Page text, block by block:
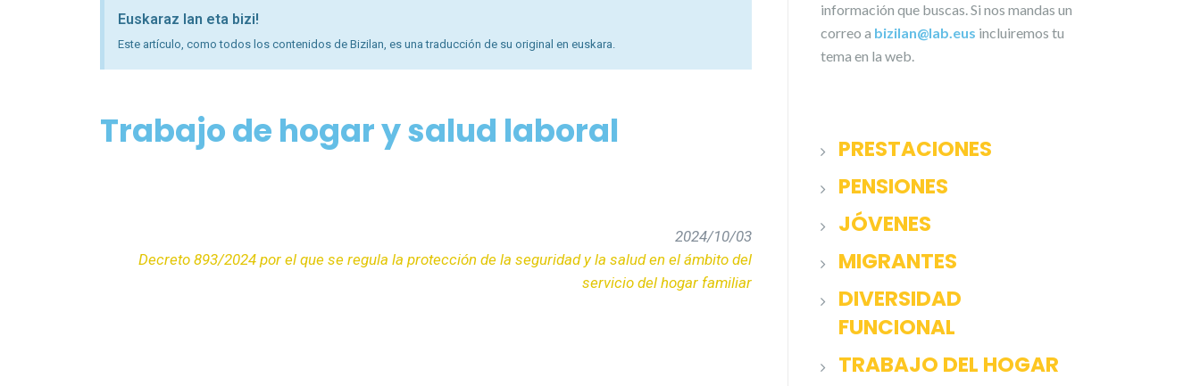
Euskaraz lan eta bizi!
Este artículo, como todos los contenidos de Bizilan, es una traducción de su original en euskara.
Trabajo de hogar y salud laboral
2024/10/03
Decreto 893/2024 por el que se regula la protección de la seguridad y la salud en el ámbito del
servicio del hogar familiar
información que buscas. Si nos mandas un
correo a bizilan@lab.eus incluiremos tu
tema en la web.
PRESTACIONES
PENSIONES
JÓVENES
MIGRANTES
DIVERSIDAD
FUNCIONAL
TRABAJO DEL HOGAR